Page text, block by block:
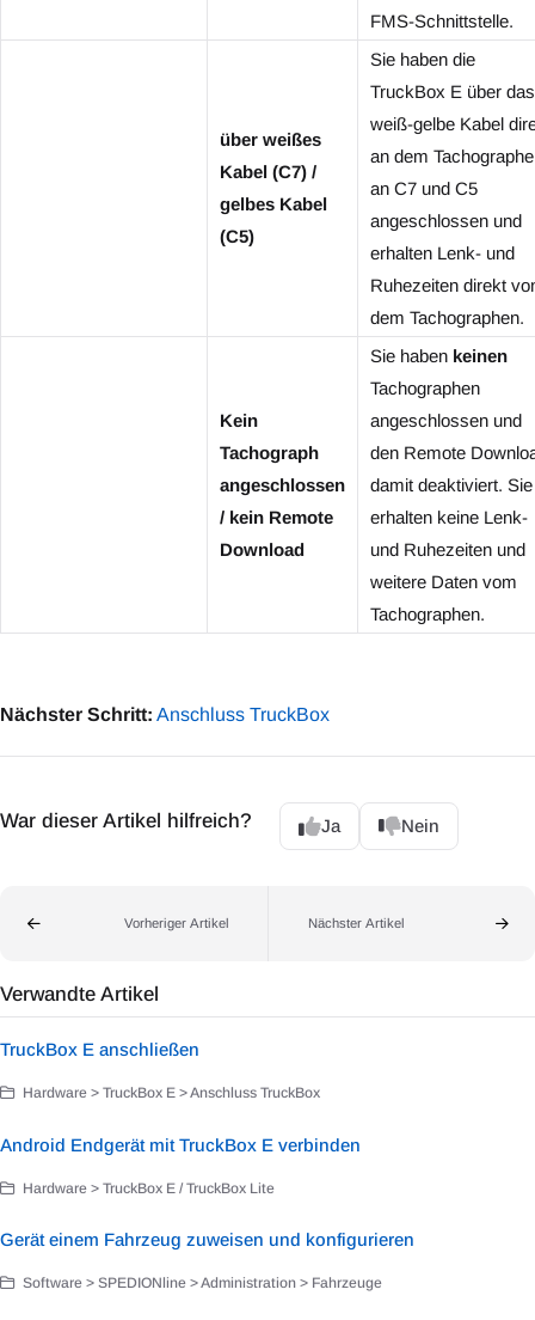
FMS-Schnittstelle.
über weißes
Kabel (C7) /
gelbes Kabel
(C5)
Sie haben die
TruckBox E über das
weiß-gelbe Kabel
an dem
an C7 und C5
angeschlossen und
erhalten Lenk- und
Ruhezeiten direkt
dem Tachographen.
Kein
Tachograph
angeschlossen
/ kein Remote
Download
Sie haben keinen
Tachographen
angeschlossen und
den Remote
damit deaktiviert. Sie
erhalten keine Lenk-
und Ruhezeiten und
weitere Daten vom
Tachographen.
Nächster Schritt: Anschluss TruckBox
War dieser Artikel hilfreich? Ja Nein
Vorheriger Artikel Nächster Artikel
Verwandte Artikel
TruckBox E anschließen
Hardware > TruckBox E > Anschluss TruckBox
Android Endgerät mit TruckBox E verbinden
Hardware > TruckBox E / TruckBox Lite
Gerät einem Fahrzeug zuweisen und konfigurieren
Software > SPEDIONline > Administration > Fahrzeuge